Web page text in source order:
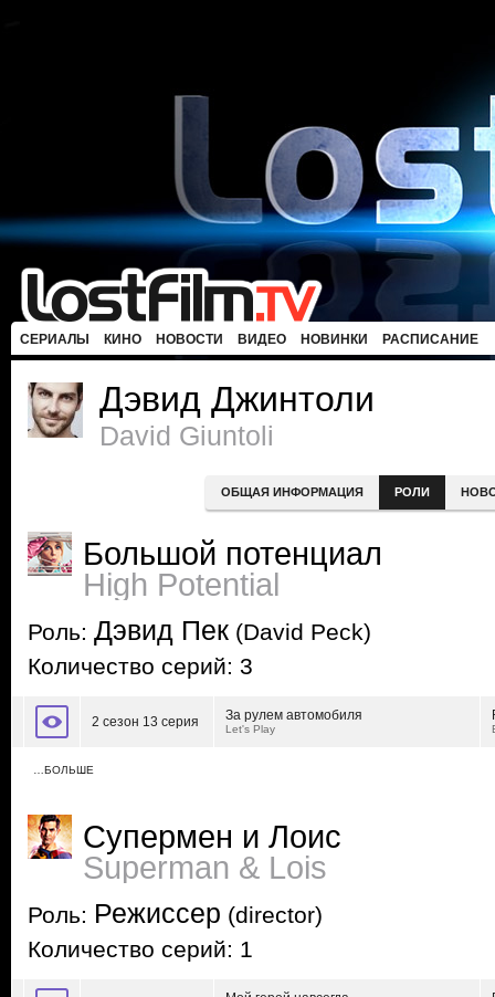
СЕРИАЛЫ КИНО НОВОСТИ ВИДЕО НОВИНКИ РАСПИСАНИЕ
Дэвид Джинтоли
David Giuntoli
ОБЩАЯ ИНФОРМАЦИЯ РОЛИ
Большой потенциал
High Potential
Роль: Дэвид Пек (David Peck)
Количество серий: 3
2 сезон 13 серия За рулем автомобиля
Let's Play
…БОЛЬШЕ
Супермен и Лоис
Superman & Lois
Роль: Режиссер (director)
Количество серий: 1